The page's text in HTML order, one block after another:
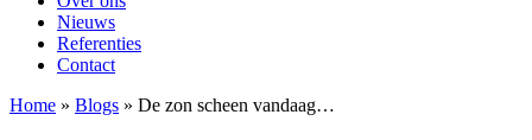
Nieuws
Referenties
Contact
Home » Blogs » De zon scheen vandaag…